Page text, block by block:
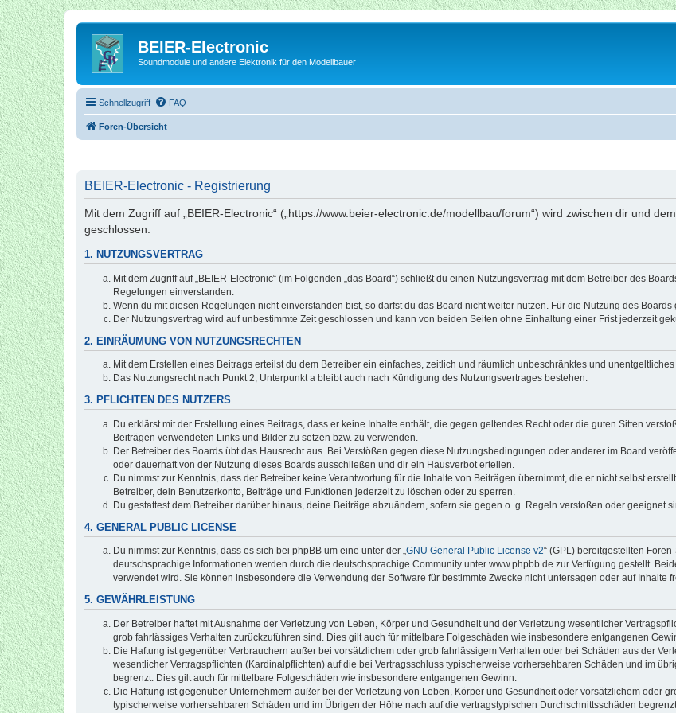
BEIER-Electronic
Soundmodule und andere Elektronik für den Modellbauer
Schnellzugriff FAQ
Foren-Übersicht
BEIER-Electronic - Registrierung
Mit dem Zugriff auf „BEIER-Electronic“ („https://www.beier-electronic.de/modellbau/forum“) wird zwischen dir und
geschlossen:
1. NUTZUNGSVERTRAG
Mit dem Zugriff auf „BEIER-Electronic“ (im Folgenden „das Board“) schließt du einen Nutzungsvertrag mit dem Betreiber des
Regelungen einverstanden.
Wenn du mit diesen Regelungen nicht einverstanden bist, so darfst du das Board nicht weiter nutzen. Für die Nutzung des
Der Nutzungsvertrag wird auf unbestimmte Zeit geschlossen und kann von beiden Seiten ohne Einhaltung einer Frist jederzeit
2. EINRÄUMUNG VON NUTZUNGSRECHTEN
Mit dem Erstellen eines Beitrags erteilst du dem Betreiber ein einfaches, zeitlich und räumlich unbeschränktes und
Das Nutzungsrecht nach Punkt 2, Unterpunkt a bleibt auch nach Kündigung des Nutzungsvertrages bestehen.
3. PFLICHTEN DES NUTZERS
Du erklärst mit der Erstellung eines Beitrags, dass er keine Inhalte enthält, die gegen geltendes Recht oder die guten Sitten
Beiträgen verwendeten Links und Bilder zu setzen bzw. zu verwenden.
Der Betreiber des Boards übt das Hausrecht aus. Bei Verstößen gegen diese Nutzungsbedingungen oder anderer im Board
oder dauerhaft von der Nutzung dieses Boards ausschließen und dir ein Hausverbot erteilen.
Du nimmst zur Kenntnis, dass der Betreiber keine Verantwortung für die Inhalte von Beiträgen übernimmt, die er nicht selbst
Betreiber, dein Benutzerkonto, Beiträge und Funktionen jederzeit zu löschen oder zu sperren.
Du gestattest dem Betreiber darüber hinaus, deine Beiträge abzuändern, sofern sie gegen o. g. Regeln verstoßen oder geeignet
4. GENERAL PUBLIC LICENSE
Du nimmst zur Kenntnis, dass es sich bei phpBB um eine unter der „GNU General Public License v2“ (GPL) bereitgestellten
deutschsprachige Informationen werden durch die deutschsprachige Community unter www.phpbb.de zur Verfügung gestellt.
verwendet wird. Sie können insbesondere die Verwendung der Software für bestimmte Zwecke nicht untersagen oder auf Inhalte
5. GEWÄHRLEISTUNG
Der Betreiber haftet mit Ausnahme der Verletzung von Leben, Körper und Gesundheit und der Verletzung wesentlicher
grob fahrlässiges Verhalten zurückzuführen sind. Dies gilt auch für mittelbare Folgeschäden wie insbesondere entgangenen
Die Haftung ist gegenüber Verbrauchern außer bei vorsätzlichem oder grob fahrlässigem Verhalten oder bei Schäden aus der
wesentlicher Vertragspflichten (Kardinalpflichten) auf die bei Vertragsschluss typischerweise vorhersehbaren Schäden und im
begrenzt. Dies gilt auch für mittelbare Folgeschäden wie insbesondere entgangenen Gewinn.
Die Haftung ist gegenüber Unternehmern außer bei der Verletzung von Leben, Körper und Gesundheit oder vorsätzlichem oder
typischerweise vorhersehbaren Schäden und im Übrigen der Höhe nach auf die vertragstypischen Durchschnittsschäden